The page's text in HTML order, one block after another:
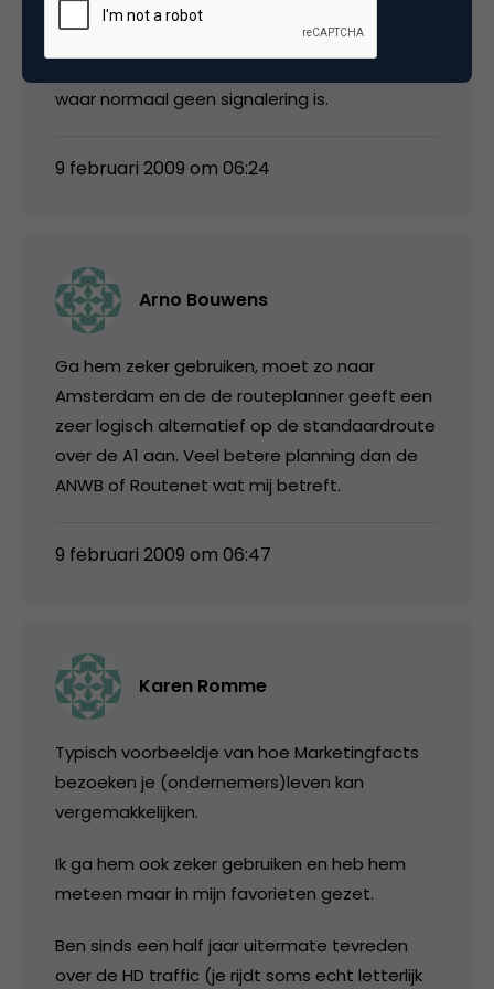
Gebruik op mijn TomTom HD traffic werkt
waar normaal geen signalering is.
9 februari 2009 om 06:24
Arno Bouwens
Ga hem zeker gebruiken, moet zo naar
Amsterdam en de de routeplanner geeft een
zeer logisch alternatief op de standaardroute
over de A1 aan. Veel betere planning dan de
ANWB of Routenet wat mij betreft.
9 februari 2009 om 06:47
Karen Romme
Typisch voorbeeldje van hoe Marketingfacts
bezoeken je (ondernemers)leven kan
vergemakkelijken.
Ik ga hem ook zeker gebruiken en heb hem
meteen maar in mijn favorieten gezet.
Ben sinds een half jaar uitermate tevreden
over de HD traffic (je rijdt soms echt letterlijk